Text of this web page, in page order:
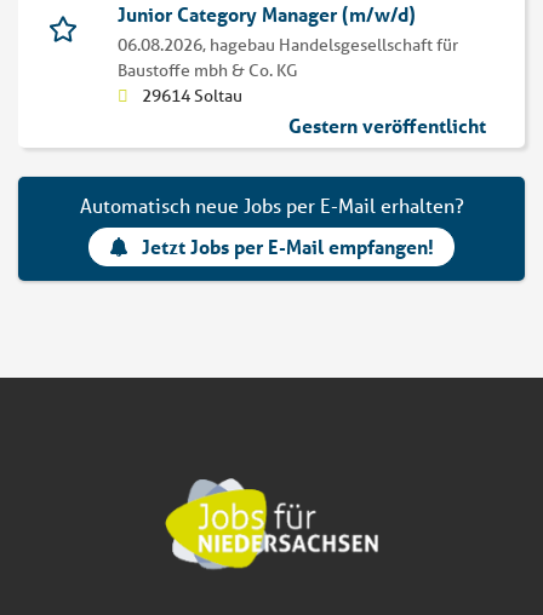
Junior Category Manager (m/w/d)
06.08.2026, hagebau Handelsgesellschaft für
Baustoffe mbh & Co. KG
29614 Soltau
Gestern veröffentlicht
Automatisch neue Jobs per E-Mail erhalten?
Jetzt Jobs per E-Mail empfangen!